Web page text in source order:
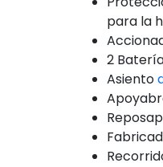
para la
2
Asiento